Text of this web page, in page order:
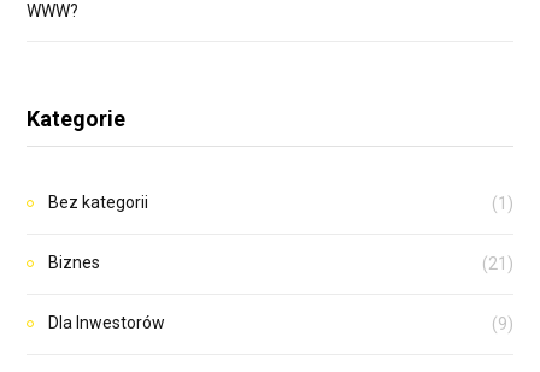
WWW?
Kategorie
Bez kategorii (1)
Biznes (21)
Dla Inwestorów (9)